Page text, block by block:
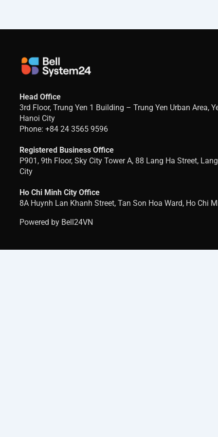
Head Office
3rd Floor, Trung Yen 1 Building – Trung Yen Urban Area,
Hanoi City
Phone: +84 24 3565 9596
Registered Business Office
P901, 9th Floor, Sky City Tower A, 88 Lang Ha Street,
City
Ho Chi Minh City Office
8A Huynh Lan Khanh Street, Tan Son Hoa Ward, Ho Chi
Powered by Bell24VN